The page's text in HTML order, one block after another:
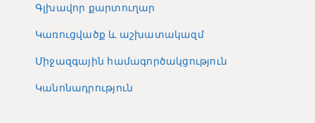
Գլխավոր քարտուղար
Կառուցվածք և աշխատակազմ
Միջազգային համագործակցություն
Կանոնադրություն